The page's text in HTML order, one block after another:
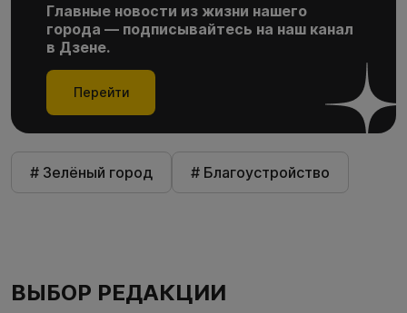
Главные новости из жизни нашего
города — подписывайтесь на наш канал
в Дзене.
Перейти
# Зелёный город # Благоустройство
ВЫБОР РЕДАКЦИИ